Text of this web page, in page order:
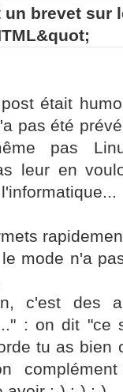
brevet sur
était
pas été
pas
leur en
mode n'a
c'est des
: on dit "ce
tu as bien